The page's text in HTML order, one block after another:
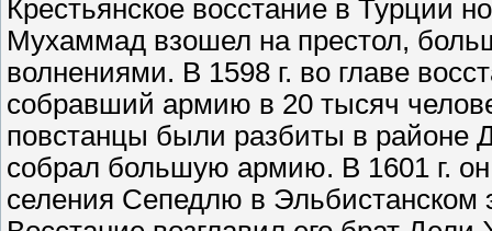
Крестьянское восстание в Турции
Мухаммад взошел на престол,
волнениями. В 1598 г. во главе
собравший армию в 20 тысяч
повстанцы были разбиты в районе
собрал большую армию. В 1601 г.
селения Сепедлю в Эльбистанском